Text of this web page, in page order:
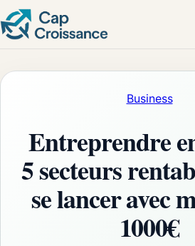
Business
Entreprendre
5 secteurs
se lancer avec
1000€